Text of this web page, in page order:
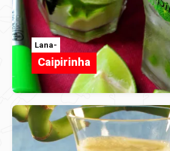
Lana-
Caipirinha